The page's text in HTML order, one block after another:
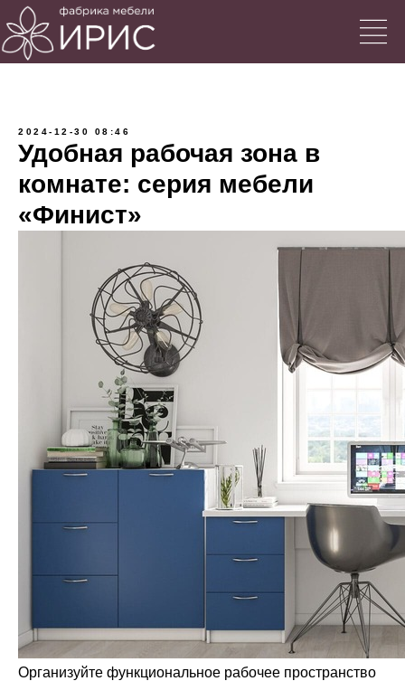
2024-12-30 08:46
Удобная рабочая зона в
комнате: серия мебели
«Финист»
Организуйте функциональное рабочее пространство